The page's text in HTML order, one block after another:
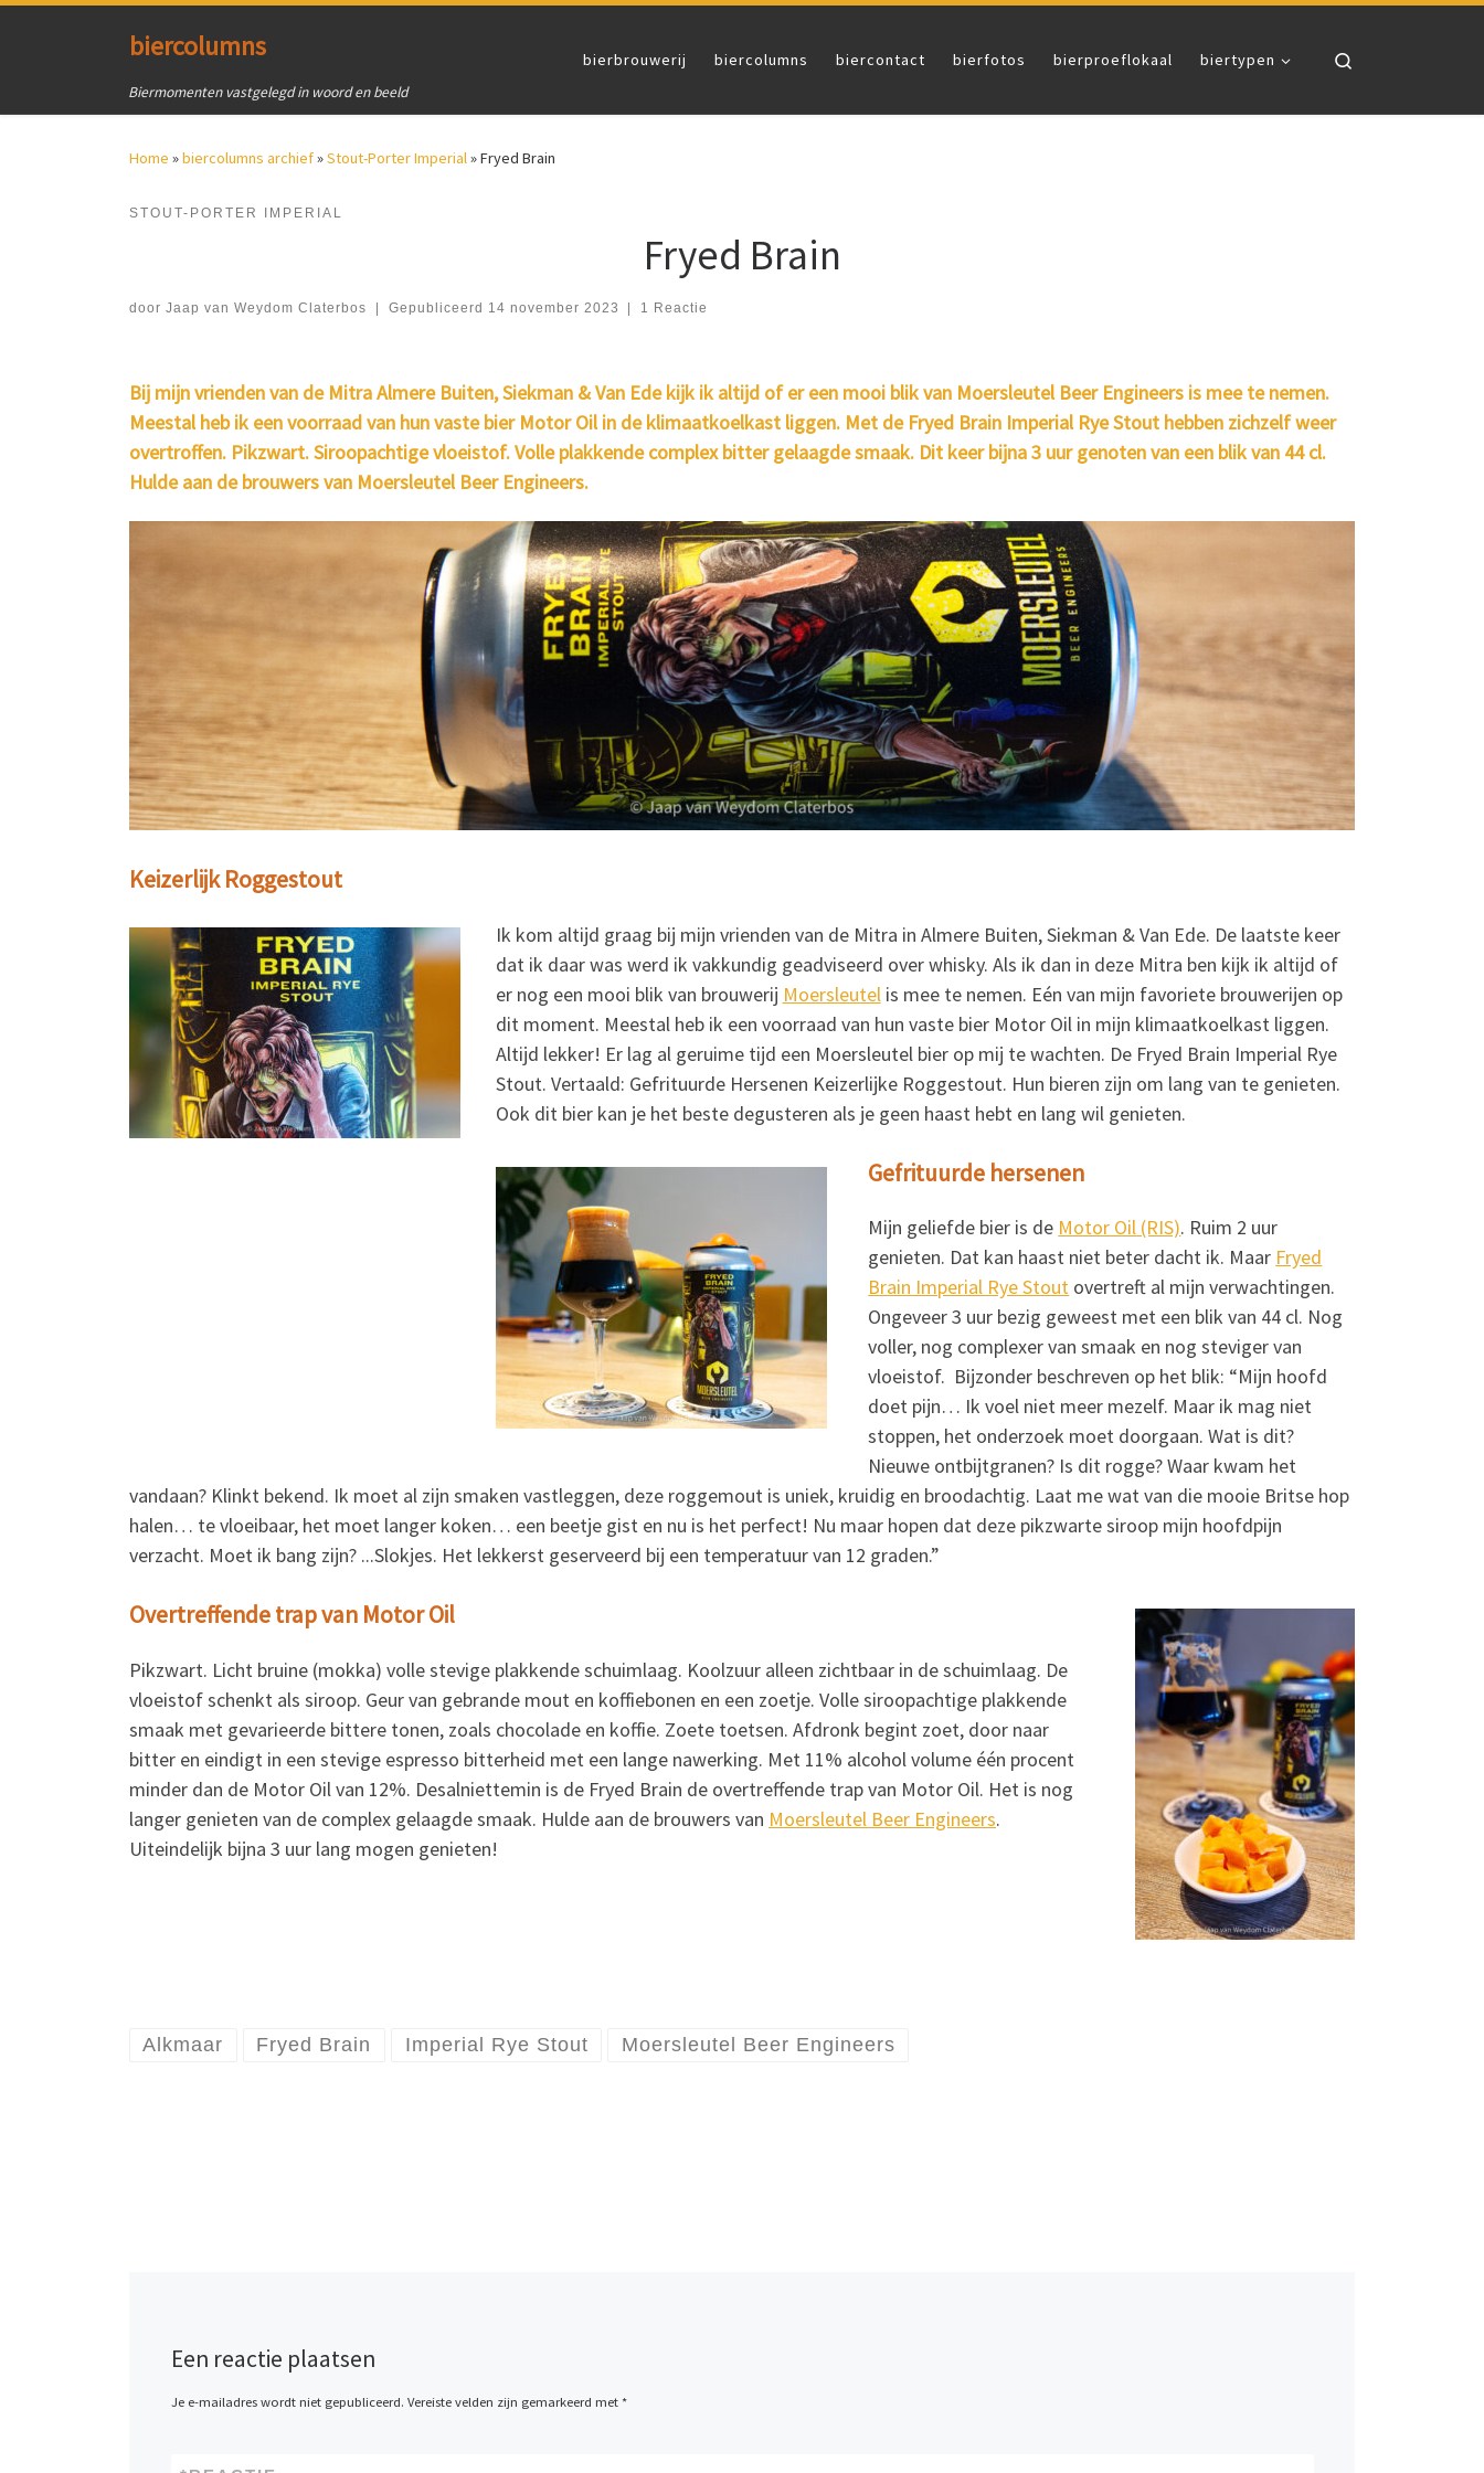
biercolumns
Biermomenten vastgelegd in woord en beeld
bierbrouwerij biercolumns biercontact bierfotos bierproeflokaal biertypen
Home »biercolumns archief»Stout-Porter Imperial»Fryed Brain
STOUT-PORTER IMPERIAL
Fryed Brain
door Jaap van Weydom Claterbos Gepubliceerd 14 november 2023 1 Reactie
Bij mijn vrienden van de Mitra Almere Buiten, Siekman & Van Ede kijk ik altijd of er een mooi blik van Moersleutel Beer Engineers is mee te nemen.
Meestal heb ik een voorraad van hun vaste bier Motor Oil in de klimaatkoelkast liggen. Met de Fryed Brain Imperial Rye Stout hebben zichzelf weer
overtroffen. Pikzwart. Siroopachtige vloeistof. Volle plakkende complex bitter gelaagde smaak. Dit keer bijna 3 uur genoten van een blik van 44 cl.
Hulde aan de brouwers van Moersleutel Beer Engineers.
Keizerlijk Roggestout
Ik kom altijd graag bij mijn vrienden van de Mitra in Almere Buiten, Siekman & Van Ede. De laatste keer
dat ik daar was werd ik vakkundig geadviseerd over whisky. Als ik dan in deze Mitra ben kijk ik altijd of
er nog een mooi blik van brouwerij Moersleutelis mee te nemen. Eén van mijn favoriete brouwerijen op
dit moment. Meestal heb ik een voorraad van hun vaste bier Motor Oil in mijn klimaatkoelkast liggen.
Altijd lekker! Er lag al geruime tijd een Moersleutel bier op mij te wachten. De Fryed Brain Imperial Rye
Stout. Vertaald: Gefrituurde Hersenen Keizerlijke Roggestout. Hun bieren zijn om lang van te genieten.
Ook dit bier kan je het beste degusteren als je geen haast hebt en lang wil genieten.
Gefrituurde hersenen
Mijn geliefde bier is de Motor Oil (RIS). Ruim 2 uur
genieten. Dat kan haast niet beter dacht ik. Maar Fryed
Brain Imperial Rye Stout overtreft al mijn verwachtingen.
Ongeveer 3 uur bezig geweest met een blik van 44 cl. Nog
voller, nog complexer van smaak en nog steviger van
vloeistof. Bijzonder beschreven op het blik: “Mijn hoofd
doet pijn… Ik voel niet meer mezelf. Maar ik mag niet
stoppen, het onderzoek moet doorgaan. Wat is dit?
Nieuwe ontbijtgranen? Is dit rogge? Waar kwam het
vandaan? Klinkt bekend. Ik moet al zijn smaken vastleggen, deze roggemout is uniek, kruidig en broodachtig. Laat me wat van die mooie Britse hop
halen… te vloeibaar, het moet langer koken… een beetje gist en nu is het perfect! Nu maar hopen dat deze pikzwarte siroop mijn hoofdpijn
verzacht. Moet ik bang zijn? ...Slokjes. Het lekkerst geserveerd bij een temperatuur van 12 graden.”
Overtreffende trap van Motor Oil
Pikzwart. Licht bruine (mokka) volle stevige plakkende schuimlaag. Koolzuur alleen zichtbaar in de schuimlaag. De
vloeistof schenkt als siroop. Geur van gebrande mout en koffiebonen en een zoetje. Volle siroopachtige plakkende
smaak met gevarieerde bittere tonen, zoals chocolade en koffie. Zoete toetsen. Afdronk begint zoet, door naar
bitter en eindigt in een stevige espresso bitterheid met een lange nawerking. Met 11% alcohol volume één procent
minder dan de Motor Oil van 12%. Desalniettemin is de Fryed Brain de overtreffende trap van Motor Oil. Het is nog
langer genieten van de complex gelaagde smaak. Hulde aan de brouwers van Moersleutel Beer Engineers.
Uiteindelijk bijna 3 uur lang mogen genieten!
Alkmaar Fryed Brain Imperial Rye Stout Moersleutel Beer Engineers
Een reactie plaatsen
Je e-mailadres wordt niet gepubliceerd. Vereiste velden zijn gemarkeerd met *